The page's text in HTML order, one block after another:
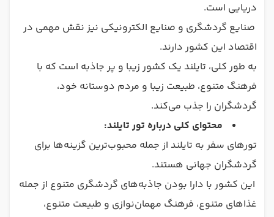
دریایی است.
صنایع گردشگری و صنایع الکترونیکی نیز نقش مهمی در
اقتصاد این کشور دارند.
به طور کلی، تایلند یک کشور زیبا و پر جاذبه است که با
فرهنگ متنوع، طبیعت زیبا و مردم دوستانه خود،
گردشگران را جذب می‌کند.
محتوای کلی درباره تور تایلند:
تورهای سفر به تایلند از جمله محبوب‌ترین گزینه‌ها برای
گردشگران جهانی هستند.
این کشور با دارا بودن جاذبه‌های گردشگری متنوع از جمله
غذاهای متنوع، فرهنگ مهمان‌نوازی و طبیعت متنوع،